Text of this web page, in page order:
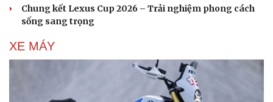
Kể chuyện cho bé
Chung kết Lexus Cup 2026 – Trải nghiệm phong cách
sống sang trọng
XE MÁY